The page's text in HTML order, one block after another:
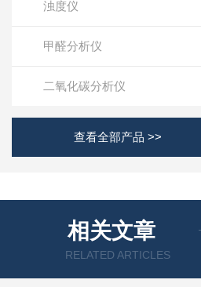
浊度仪
甲醛分析仪
二氧化碳分析仪
查看全部产品 >>
相关文章
RELATED ARTICLES